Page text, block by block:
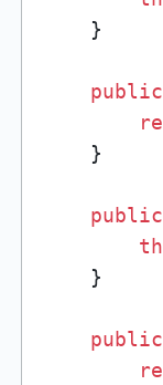
    }
public
    }
public
    }
public